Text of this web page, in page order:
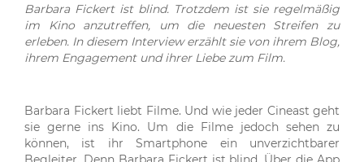
Barbara Fickert ist blind. Trotzdem ist sie regelmäßig
im Kino anzutreffen, um die neuesten Streifen zu
erleben. In diesem Interview erzählt sie von ihrem Blog,
ihrem Engagement und ihrer Liebe zum Film.
Barbara Fickert liebt Filme. Und wie jeder Cineast geht
sie gerne ins Kino. Um die Filme jedoch sehen zu
können, ist ihr Smartphone ein unverzichtbarer